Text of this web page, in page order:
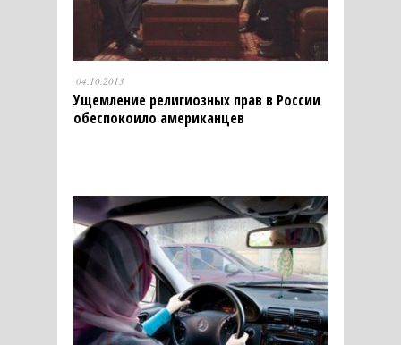
04.10.2013
Ущемление религиозных прав в России
обеспокоило американцев